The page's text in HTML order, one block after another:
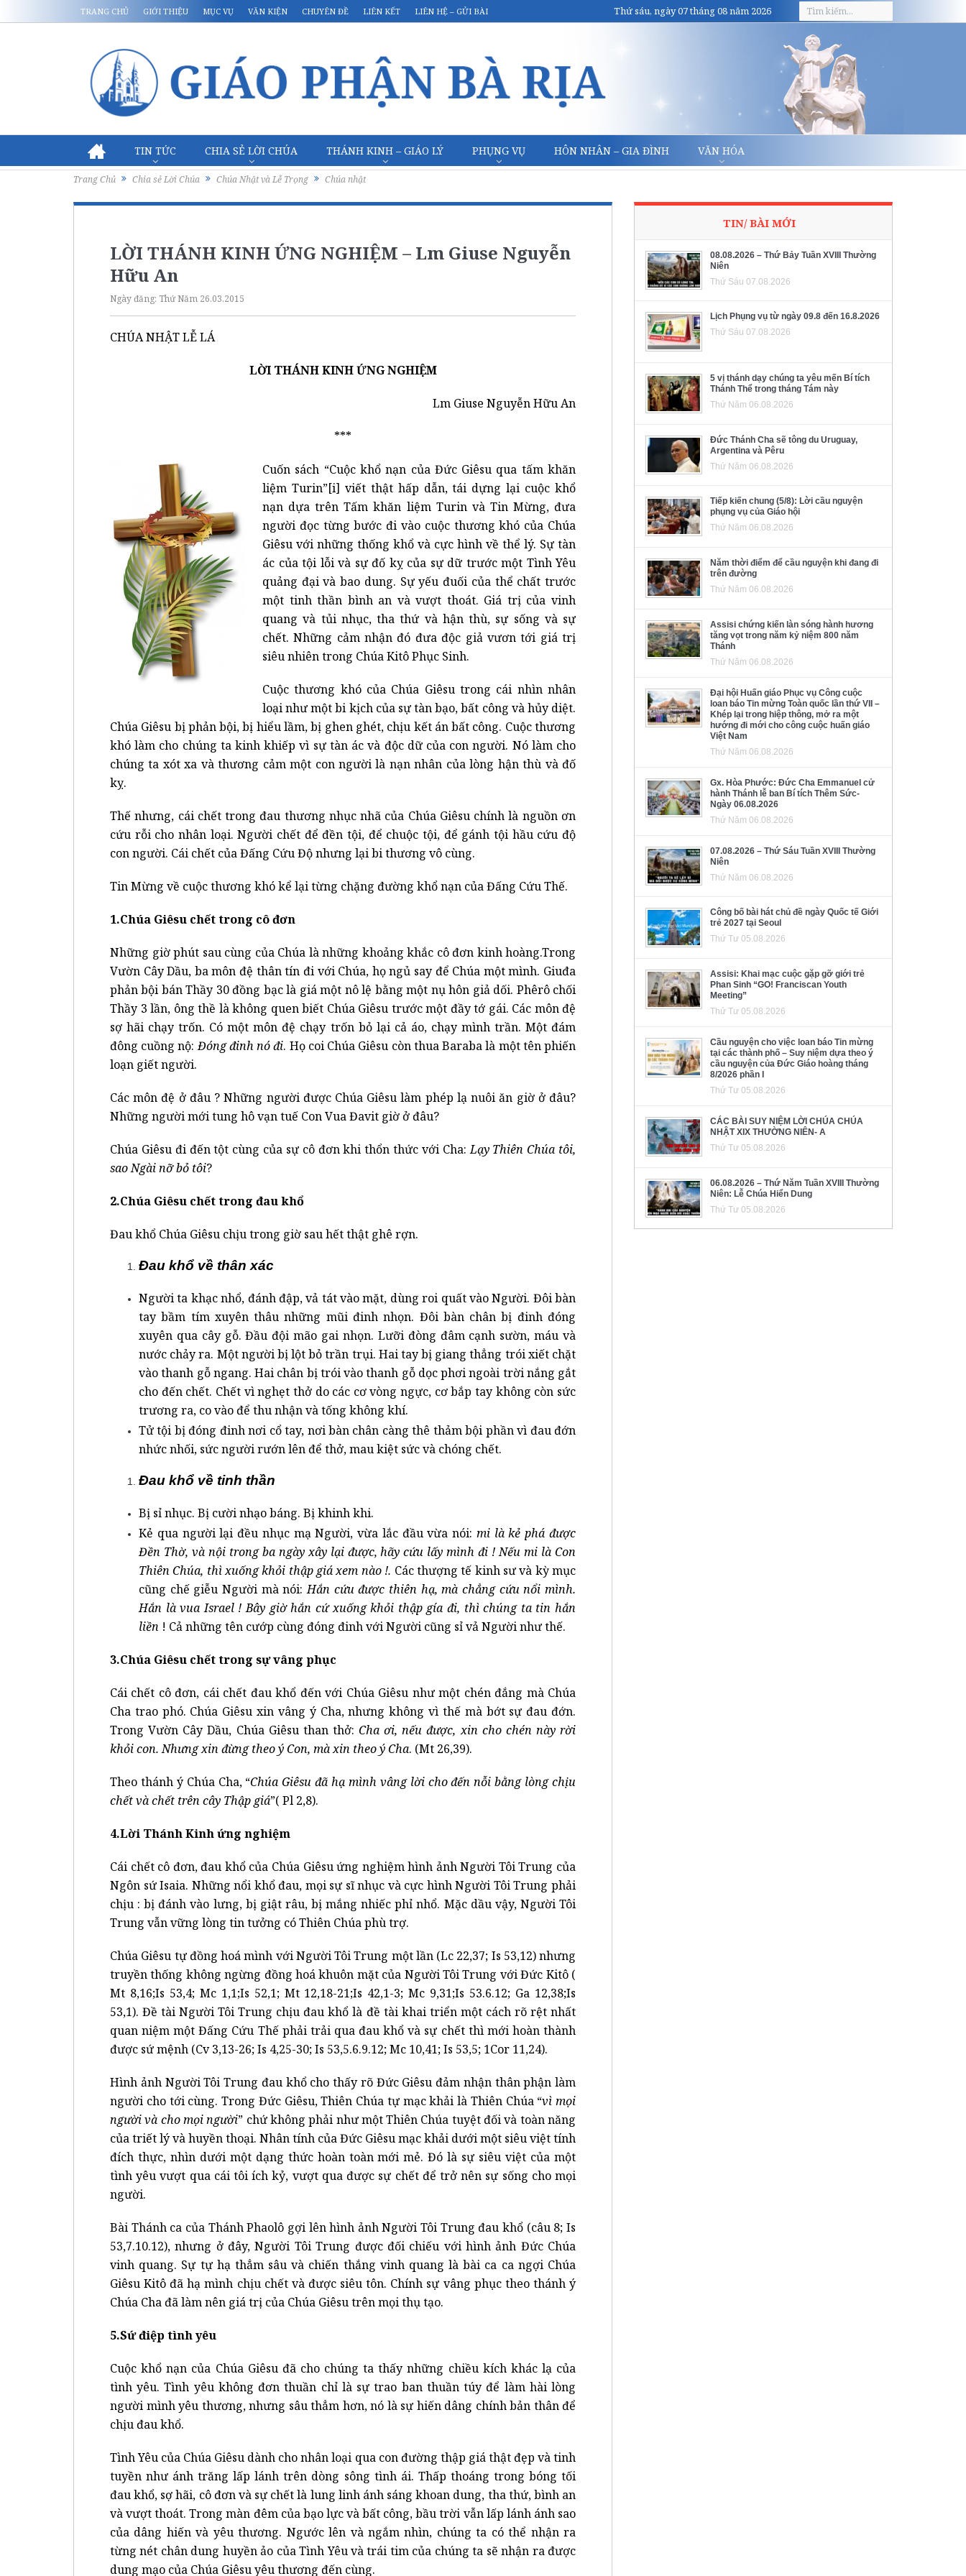
TRANG CHỦ GIỚI THIỆU MỤC VỤ VĂN KIỆN CHUYÊN ĐỀ LIÊN KẾT LIÊN HỆ – GỬI BÀI Thứ sáu, ngày 07 tháng 08 năm 2026
TIN TỨC CHIA SẺ LỜI CHÚA THÁNH KINH – GIÁO LÝ PHỤNG VỤ HÔN NHÂN – GIA ĐÌNH VĂN HÓA
Trang Chủ Chia sẻ Lời Chúa Chúa Nhật và Lễ Trọng Chúa nhật
LỜI THÁNH KINH ỨNG NGHIỆM – Lm Giuse Nguyễn
Hữu An
Ngày đăng: Thứ Năm 26.03.2015
CHÚA NHẬT LỄ LÁ
LỜI THÁNH KINH ỨNG NGHIỆM
Lm Giuse Nguyễn Hữu An
***
Cuốn sách “Cuộc khổ nạn của Đức Giêsu qua tấm khăn
liệm Turin”[i] viết thật hấp dẫn, tái dựng lại cuộc khổ
nạn dựa trên Tấm khăn liệm Turin và Tin Mừng, đưa
người đọc từng bước đi vào cuộc thương khó của Chúa
Giêsu với những thống khổ và cực hình về thể lý. Sự tàn
ác của tội lỗi và sự đố kỵ của sự dữ trước một Tình Yêu
quảng đại và bao dung. Sự yếu đuối của thể chất trước
một tinh thần bình an và vượt thoát. Giá trị của vinh
quang và tủi nhục, tha thứ và hận thù, sự sống và sự
chết. Những cảm nhận đó đưa độc giả vươn tới giá trị
siêu nhiên trong Chúa Kitô Phục Sinh.
Cuộc thương khó của Chúa Giêsu trong cái nhìn nhân
loại như một bi kịch của sự tàn bạo, bất công và hủy diệt.
Chúa Giêsu bị phản bội, bị hiểu lầm, bị ghen ghét, chịu kết án bất công. Cuộc thương
khó làm cho chúng ta kinh khiếp vì sự tàn ác và độc dữ của con người. Nó làm cho
chúng ta xót xa và thương cảm một con người là nạn nhân của lòng hận thù và đố
kỵ.
Thế nhưng, cái chết trong đau thương nhục nhã của Chúa Giêsu chính là nguồn ơn
cứu rỗi cho nhân loại. Người chết để đền tội, để chuộc tội, để gánh tội hầu cứu độ
con người. Cái chết của Đấng Cứu Độ nhưng lại bi thương vô cùng.
Tin Mừng về cuộc thương khó kể lại từng chặng đường khổ nạn của Đấng Cứu Thế.
1.Chúa Giêsu chết trong cô đơn
Những giờ phút sau cùng của Chúa là những khoảng khắc cô đơn kinh hoàng.Trong
Vườn Cây Dầu, ba môn đệ thân tín đi với Chúa, họ ngủ say để Chúa một mình. Giuđa
phản bội bán Thầy 30 đồng bạc là giá một nô lệ bằng một nụ hôn giả dối. Phêrô chối
Thầy 3 lần, ông thề là không quen biết Chúa Giêsu trước một đầy tớ gái. Các môn đệ
sợ hãi chạy trốn. Có một môn đệ chạy trốn bỏ lại cả áo, chạy mình trần. Một đám
đông cuồng nộ:Đóng đinh nó đi. Họ coi Chúa Giêsu còn thua Baraba là một tên phiến
loạn giết người.
Các môn đệ ở đâu ? Những người được Chúa Giêsu làm phép lạ nuôi ăn giờ ở đâu?
Những người mới tung hô vạn tuế Con Vua Đavit giờ ở đâu?
Chúa Giêsu đi đến tột cùng của sự cô đơn khi thổn thức với Cha:Lạy Thiên Chúa tôi,
sao Ngài nỡ bỏ tôi?
2.Chúa Giêsu chết trong đau khổ
Đau khổ Chúa Giêsu chịu trong giờ sau hết thật ghê rợn.
Đau khổ về thân xác
Người ta khạc nhổ, đánh đập, vả tát vào mặt, dùng roi quất vào Người. Đôi bàn
tay bầm tím xuyên thâu những mũi đinh nhọn. Đôi bàn chân bị đinh đóng
xuyên qua cây gỗ. Đầu đội mão gai nhọn. Lưỡi đòng đâm cạnh sườn, máu và
nước chảy ra. Một người bị lột bỏ trần trụi. Hai tay bị giang thẳng trói xiết chặt
vào thanh gỗ ngang. Hai chân bị trói vào thanh gỗ dọc phơi ngoài trời nắng gắt
cho đến chết. Chết vì nghẹt thở do các cơ vòng ngực, cơ bắp tay không còn sức
trương ra, co vào để thu nhận và tống không khí.
Tử tội bị đóng đinh nơi cổ tay, nơi bàn chân càng thê thảm bội phần vì đau đớn
nhức nhối, sức người rướn lên để thở, mau kiệt sức và chóng chết.
Đau khổ về tinh thần
Bị sỉ nhục. Bị cười nhạo báng. Bị khinh khi.
Kẻ qua người lại đều nhục mạ Người, vừa lắc đầu vừa nói: mi là kẻ phá được
Đền Thờ, và nội trong ba ngày xây lại được, hãy cứu lấy mình đi ! Nếu mi là Con
Thiên Chúa, thì xuống khỏi thập giá xem nào !. Các thượng tế kinh sư và kỳ mục
cũng chế giễu Người mà nói:Hắn cứu được thiên hạ, mà chẳng cứu nổi mình.
Hắn là vua Israel ! Bây giờ hắn cứ xuống khỏi thập gía đi, thì chúng ta tin hắn
liền ! Cả những tên cướp cùng đóng đinh với Người cũng sỉ vả Người như thế.
3.Chúa Giêsu chết trong sự vâng phục
Cái chết cô đơn, cái chết đau khổ đến với Chúa Giêsu như một chén đắng mà Chúa
Cha trao phó. Chúa Giêsu xin vâng ý Cha, nhưng không vì thế mà bớt sự đau đớn.
Trong Vườn Cây Dầu, Chúa Giêsu than thở: Cha ơi, nếu được, xin cho chén này rời
khỏi con. Nhưng xin đừng theo ý Con, mà xin theo ý Cha. (Mt 26,39).
Theo thánh ý Chúa Cha, “Chúa Giêsu đã hạ mình vâng lời cho đến nỗi bằng lòng chịu
chết và chết trên cây Thập giá”( Pl 2,8).
4.Lời Thánh Kinh ứng nghiệm
Cái chết cô đơn, đau khổ của Chúa Giêsu ứng nghiệm hình ảnh Người Tôi Trung của
Ngôn sứ Isaia. Những nổi khổ đau, mọi sự sĩ nhục và cực hình Người Tôi Trung phải
chịu : bị đánh vào lưng, bị giật râu, bị mắng nhiếc phỉ nhổ. Mặc dầu vậy, Người Tôi
Trung vẫn vững lòng tin tưởng có Thiên Chúa phù trợ.
Chúa Giêsu tự đồng hoá mình với Người Tôi Trung một lần (Lc 22,37; Is 53,12) nhưng
truyền thống không ngừng đồng hoá khuôn mặt của Người Tôi Trung với Đức Kitô (
Mt 8,16;Is 53,4; Mc 1,1;Is 52,1; Mt 12,18-21;Is 42,1-3; Mc 9,31;Is 53.6.12; Ga 12,38;Is
53,1). Đề tài Người Tôi Trung chịu đau khổ là đề tài khai triển một cách rõ rệt nhất
quan niệm một Đấng Cứu Thế phải trải qua đau khổ và sự chết thì mới hoàn thành
được sứ mệnh (Cv 3,13-26; Is 4,25-30; Is 53,5.6.9.12; Mc 10,41; Is 53,5; 1Cor 11,24).
Hình ảnh Người Tôi Trung đau khổ cho thấy rõ Đức Giêsu đảm nhận thân phận làm
người cho tới cùng. Trong Đức Giêsu, Thiên Chúa tự mạc khải là Thiên Chúa “vì mọi
người và cho mọi người” chứ không phải như một Thiên Chúa tuyệt đối và toàn năng
của triết lý và huyền thoại. Nhân tính của Đức Giêsu mạc khải dưới một siêu việt tính
đích thực, nhìn dưới một dạng thức hoàn toàn mới mẻ. Đó là sự siêu việt của một
tình yêu vượt qua cái tôi ích kỷ, vượt qua được sự chết để trở nên sự sống cho mọi
người.
Bài Thánh ca của Thánh Phaolô gợi lên hình ảnh Người Tôi Trung đau khổ (câu 8; Is
53,7.10.12), nhưng ở đây, Người Tôi Trung được đối chiếu với hình ảnh Đức Chúa
vinh quang. Sự tự hạ thẳm sâu và chiến thắng vinh quang là bài ca ca ngợi Chúa
Giêsu Kitô đã hạ mình chịu chết và được siêu tôn. Chính sự vâng phục theo thánh ý
Chúa Cha đã làm nên giá trị của Chúa Giêsu trên mọi thụ tạo.
5.Sứ điệp tình yêu
Cuộc khổ nạn của Chúa Giêsu đã cho chúng ta thấy những chiều kích khác lạ của
tình yêu. Tình yêu không đơn thuần chỉ là sự trao ban thuần túy để làm hài lòng
người mình yêu thương, nhưng sâu thẳm hơn, nó là sự hiến dâng chính bản thân để
chịu đau khổ.
Tình Yêu của Chúa Giêsu dành cho nhân loại qua con đường thập giá thật đẹp và tinh
tuyền như ánh trăng lấp lánh trên dòng sông tình ái. Thấp thoáng trong bóng tối
đau khổ, sợ hãi, cô đơn và sự chết là lung linh ánh sáng khoan dung, tha thứ, bình an
và vượt thoát. Trong màn đêm của bạo lực và bất công, bầu trời vẫn lấp lánh ánh sao
của dâng hiến và yêu thương. Ngước lên và ngắm nhìn, chúng ta có thể nhận ra
từng nét chân dung huyền ảo của Tình Yêu và trái tim của chúng ta sẽ nhận ra được
dung mạo của Chúa Giêsu yêu thương đến cùng.
TIN/ BÀI MỚI
08.08.2026 – Thứ Bảy Tuần XVIII Thường
Niên
Thứ Sáu 07.08.2026
Lịch Phụng vụ từ ngày 09.8 đến 16.8.2026
Thứ Sáu 07.08.2026
5 vị thánh dạy chúng ta yêu mến Bí tích
Thánh Thể trong tháng Tám này
Thứ Năm 06.08.2026
Đức Thánh Cha sẽ tông du Uruguay,
Argentina và Pêru
Thứ Năm 06.08.2026
Tiếp kiến chung (5/8): Lời cầu nguyện
phụng vụ của Giáo hội
Thứ Năm 06.08.2026
Năm thời điểm để cầu nguyện khi đang đi
trên đường
Thứ Năm 06.08.2026
Assisi chứng kiến làn sóng hành hương
tăng vọt trong năm kỷ niệm 800 năm
Thánh
Thứ Năm 06.08.2026
Đại hội Huấn giáo Phục vụ Công cuộc
loan báo Tin mừng Toàn quốc lần thứ VII –
Khép lại trong hiệp thông, mở ra một
hướng đi mới cho công cuộc huấn giáo
Việt Nam
Thứ Năm 06.08.2026
Gx. Hòa Phước: Đức Cha Emmanuel cử
hành Thánh lễ ban Bí tích Thêm Sức-
Ngày 06.08.2026
Thứ Năm 06.08.2026
07.08.2026 – Thứ Sáu Tuần XVIII Thường
Niên
Thứ Năm 06.08.2026
Công bố bài hát chủ đề ngày Quốc tế Giới
trẻ 2027 tại Seoul
Thứ Tư 05.08.2026
Assisi: Khai mạc cuộc gặp gỡ giới trẻ
Phan Sinh “GO! Franciscan Youth
Meeting”
Thứ Tư 05.08.2026
Cầu nguyện cho việc loan báo Tin mừng
tại các thành phố – Suy niệm dựa theo ý
cầu nguyện của Đức Giáo hoàng tháng
8/2026 phần I
Thứ Tư 05.08.2026
CÁC BÀI SUY NIỆM LỜI CHÚA CHÚA
NHẬT XIX THƯỜNG NIÊN- A
Thứ Tư 05.08.2026
06.08.2026 – Thứ Năm Tuần XVIII Thường
Niên: Lễ Chúa Hiển Dung
Thứ Tư 05.08.2026